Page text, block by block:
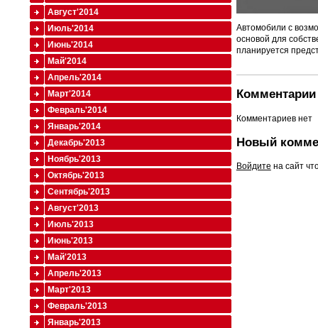
Автомобили с
основой для
планируется
Комментарии
Комментариев нет
Новый
Войдите на сайт
Август'2014
Июль'2014
Июнь'2014
Май'2014
Апрель'2014
Март'2014
Февраль'2014
Январь'2014
Декабрь'2013
Ноябрь'2013
Октябрь'2013
Сентябрь'2013
Август'2013
Июль'2013
Июнь'2013
Май'2013
Апрель'2013
Март'2013
Февраль'2013
Январь'2013